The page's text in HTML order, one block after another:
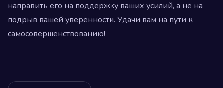
направить его на поддержку ваших усилий, а не на
подрыв вашей уверенности. Удачи вам на пути к
самосовершенствованию!